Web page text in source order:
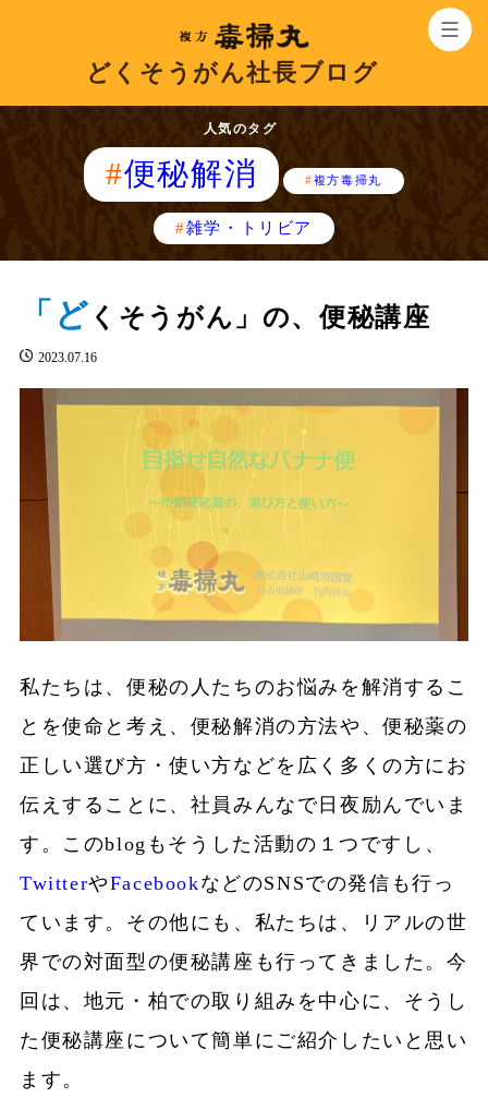
どくそうがん社長ブログ
人気のタグ
便秘解消 複方毒掃丸
雑学・トリビア
「ど くそうがん」の、便秘講座
2023.07.16
私たちは、便秘の人たちのお悩みを解消するこ
とを使命と考え、便秘解消の方法や、便秘薬の
正しい選び方・使い方などを広く多くの方にお
伝えすることに、社員みんなで日夜励んでいま
す。このblogもそうした活動の１つですし、
TwitterやFacebookなどのSNSでの発信も行っ
ています。その他にも、私たちは、リアルの世
界での対面型の便秘講座も行ってきました。今
回は、地元・柏での取り組みを中心に、そうし
た便秘講座について簡単にご紹介したいと思い
ます。